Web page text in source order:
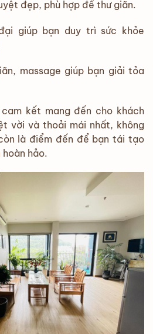
đẹp, phù hợp để thư giãn.
giúp bạn duy trì sức khỏe
massage giúp bạn giải tỏa
cam kết mang đến cho khách
vời và thoải mái nhất, không
là điểm đến để bạn tái tạo
hảo.